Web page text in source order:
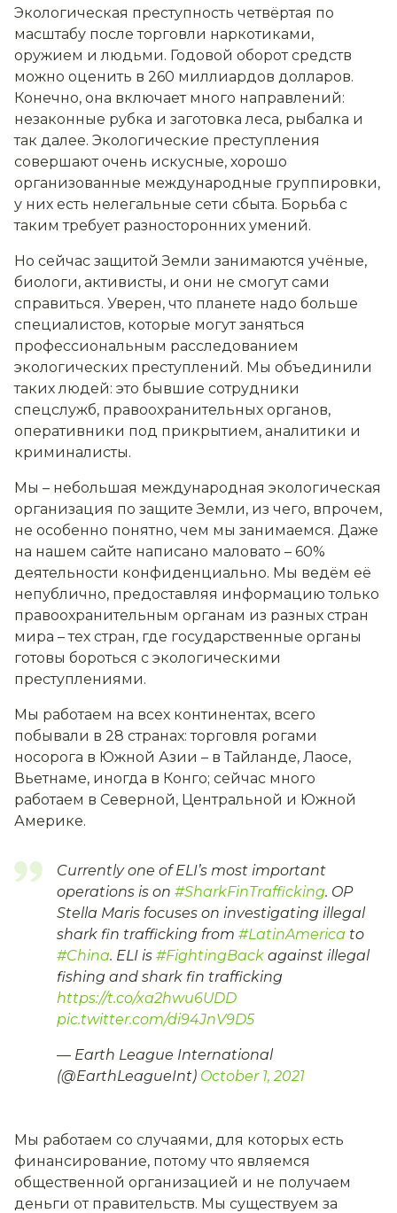
Экологическая преступность четвёртая по
масштабу после торговли наркотиками,
оружием и людьми. Годовой оборот средств
можно оценить в 260 миллиардов долларов.
Конечно, она включает много направлений:
незаконные рубка и заготовка леса, рыбалка и
так далее. Экологические преступления
совершают очень искусные, хорошо
организованные международные группировки,
у них есть нелегальные сети сбыта. Борьба с
таким требует разносторонних умений.
Но сейчас защитой Земли занимаются учёные,
биологи, активисты, и они не смогут сами
справиться. Уверен, что планете надо больше
специалистов, которые могут заняться
профессиональным расследованием
экологических преступлений. Мы объединили
таких людей: это бывшие сотрудники
спецслужб, правоохранительных органов,
оперативники под прикрытием, аналитики и
криминалисты.
Мы – небольшая международная экологическая
организация по защите Земли, из чего, впрочем,
не особенно понятно, чем мы занимаемся. Даже
на нашем сайте написано маловато – 60%
деятельности конфиденциально. Мы ведём её
непублично, предоставляя информацию только
правоохранительным органам из разных стран
мира – тех стран, где государственные органы
готовы бороться с экологическими
преступлениями.
Мы работаем на всех континентах, всего
побывали в 28 странах: торговля рогами
носорога в Южной Азии – в Тайланде, Лаосе,
Вьетнаме, иногда в Конго; сейчас много
работаем в Северной, Центральной и Южной
Америке.
Currently one of ELI’s most important
operations is on #SharkFinTrafficking. OP
Stella Maris focuses on investigating illegal
shark fin trafficking from #LatinAmerica to
#China. ELI is #FightingBack against illegal
fishing and shark fin trafficking
https://t.co/xa2hwu6UDD
pic.twitter.com/di94JnV9D5
— Earth League International
(@EarthLeagueInt) October 1, 2021
Мы работаем со случаями, для которых есть
финансирование, потому что являемся
общественной организацией и не получаем
деньги от правительств. Мы существуем за